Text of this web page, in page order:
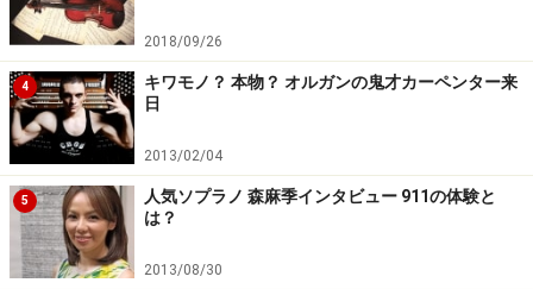
2018/09/26
4
キワモノ？ 本物？ オルガンの鬼才カーペンター来
日
2013/02/04
5
人気ソプラノ 森麻季インタビュー 911の体験と
は？
2013/08/30